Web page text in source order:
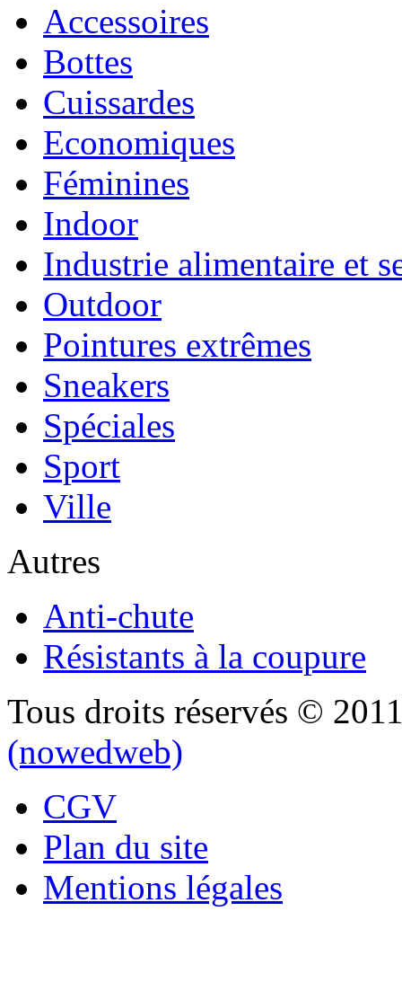
Accessoires
Bottes
Cuissardes
Economiques
Féminines
Indoor
Industrie alimentaire et
Outdoor
Pointures extrêmes
Sneakers
Spéciales
Sport
Ville
Autres
Anti-chute
Résistants à la coupure
Tous droits réservés ©
(nowedweb)
CGV
Plan du site
Mentions légales